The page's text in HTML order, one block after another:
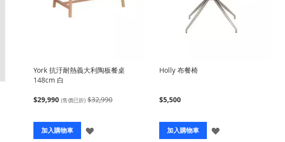
York 抗汙耐熱義大利陶板餐桌
148cm 白
$29,990 (售價已折) $32,990
加入購物車
登
Holly 布餐椅
$5,500
加入購物車
登